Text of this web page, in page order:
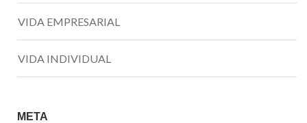
VIDA EMPRESARIAL
VIDA INDIVIDUAL
META